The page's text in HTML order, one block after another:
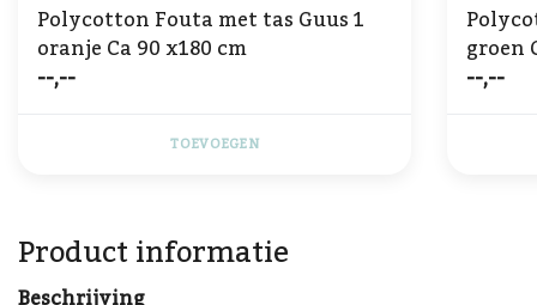
Polycotton Fouta met tas Guus 1
oranje Ca 90 x180 cm
--,--
TOEVOEGEN
groen
--,--
Product informatie